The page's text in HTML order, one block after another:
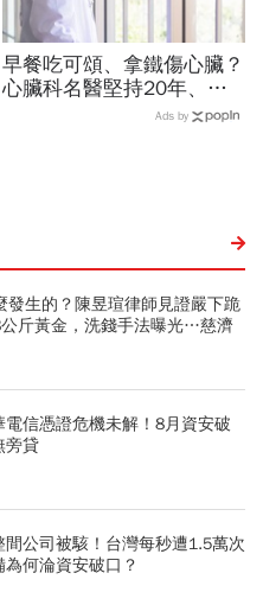
早餐吃可頌、拿鐵傷心臟？
心臟科名醫堅持20年、早
上9點前不做「5件事」：
Ads by
發生的？陳昱瑄律師見證嚴下跪
斤黃金，洗錢手法曝光…慈濟
信憑證危機未解！8月資安破
旁貸
公司被駭！台灣每秒遭1.5萬次
何淪資安破口？